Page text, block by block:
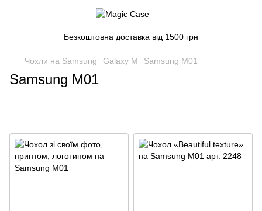
Безкоштовна доставка від 1500 грн
Чохли на Samsung Galaxy M Samsung M01
Samsung M01